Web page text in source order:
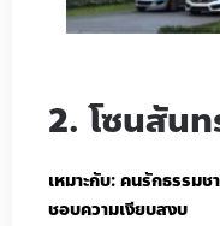
2. โซนสัน
เหมาะกับ: คนรักธรรม
ชอบความเงียบสงบ